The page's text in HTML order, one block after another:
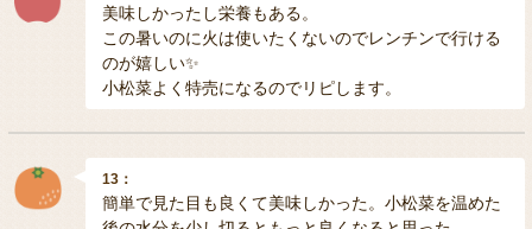
美味しかったし栄養もある。
この暑いのに火は使いたくないのでレンチンで行ける
のが嬉しい✨
小松菜よく特売になるのでリピします。
13：
簡単で見た目も良くて美味しかった。小松菜を温めた